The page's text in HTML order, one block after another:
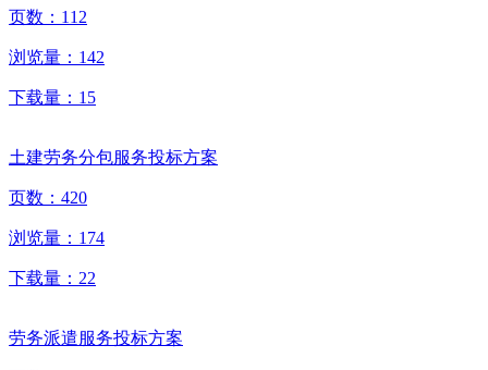
页数： 112
浏览量： 142
下载量： 15
土建劳务分包服务投标方案
页数： 420
浏览量： 174
下载量： 22
劳务派遣服务投标方案